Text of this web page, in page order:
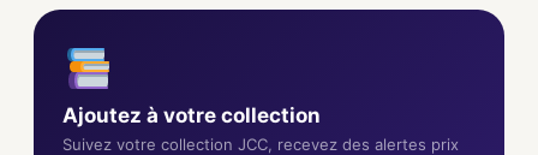
Ajoutez à votre collection
Suivez votre collection JCC, recevez des alertes prix